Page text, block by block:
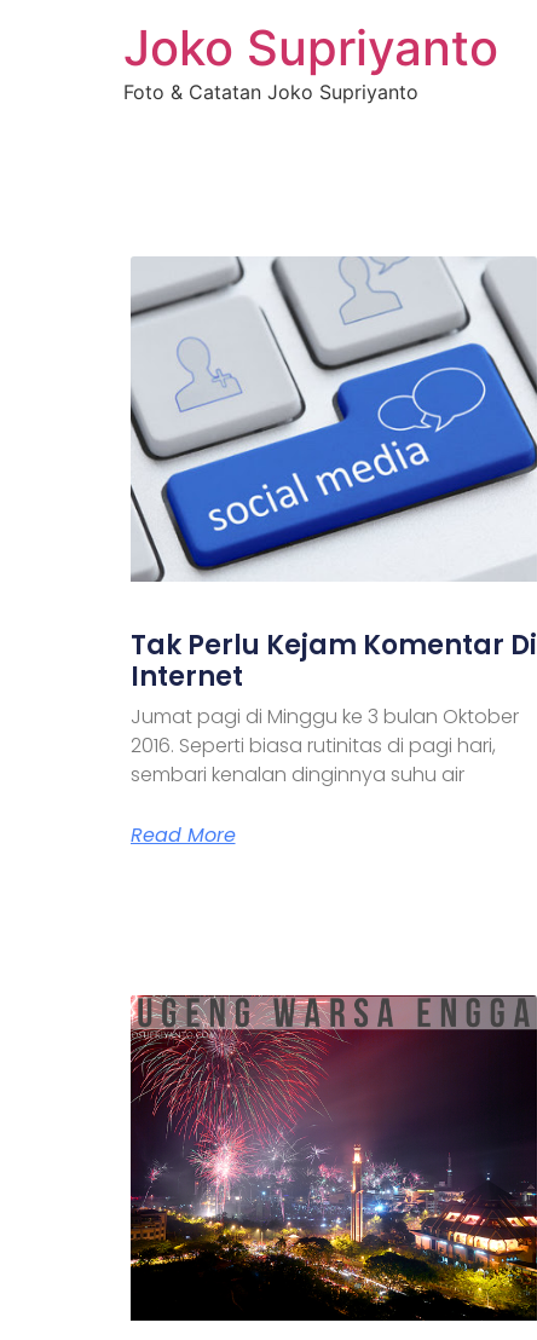
Joko Supriyanto
Foto & Catatan Joko Supriyanto
Tak Perlu Kejam Komentar Di
Internet
Jumat pagi di Minggu ke 3 bulan Oktober
2016. Seperti biasa rutinitas di pagi hari,
sembari kenalan dinginnya suhu air
Read More